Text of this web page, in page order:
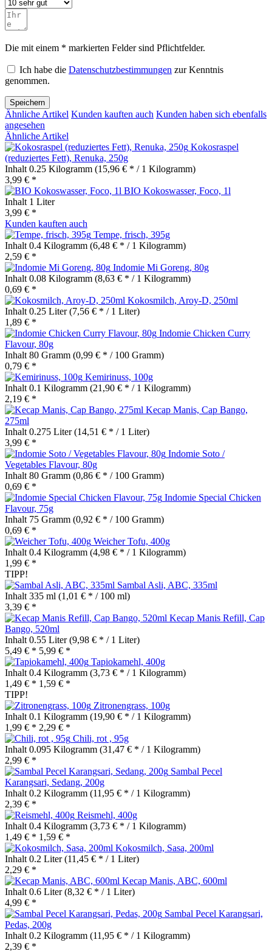
Die mit einem * markierten Felder sind Pflichtfelder.
Ich habe die Datenschutzbestimmungen zur Kenntnis
genommen.
Speichern
Ähnliche Artikel Kunden kauften auch Kunden haben sich ebenfalls
angesehen
Ähnliche Artikel
Kokosraspel
(reduziertes Fett), Renuka, 250g
Inhalt 0.25 Kilogramm (15,96 € * / 1 Kilogramm)
3,99 € *
BIO Kokoswasser, Foco, 1l
Inhalt 1 Liter
3,99 € *
Kunden kauften auch
Tempe, frisch, 395g
Inhalt 0.4 Kilogramm (6,48 € * / 1 Kilogramm)
2,59 € *
Indomie Mi Goreng, 80g
Inhalt 0.08 Kilogramm (8,63 € * / 1 Kilogramm)
0,69 € *
Kokosmilch, Aroy-D, 250ml
Inhalt 0.25 Liter(7,56 € * / 1 Liter)
1,89 € *
Indomie Chicken Curry
Flavour, 80g
Inhalt 80 Gramm (0,99 € * / 100 Gramm)
0,79 € *
Kemirinuss, 100g
Inhalt 0.1 Kilogramm (21,90 € * / 1 Kilogramm)
2,19 € *
Kecap Manis, Cap Bango,
275ml
Inhalt 0.275 Liter(14,51 € * / 1 Liter)
3,99 € *
Indomie Soto /
Vegetables Flavour, 80g
Inhalt 80 Gramm (0,86 € * / 100 Gramm)
0,69 € *
Indomie Special Chicken
Flavour, 75g
Inhalt 75 Gramm (0,92 € * / 100 Gramm)
0,69 € *
Weicher Tofu, 400g
Inhalt 0.4 Kilogramm (4,98 € * / 1 Kilogramm)
1,99 € *
TIPP!
Sambal Asli, ABC, 335ml
Inhalt 335 ml (1,01 € * / 100 ml)
3,39 € *
Kecap Manis Refill, Cap
Bango, 520ml
Inhalt 0.55 Liter(9,98 € * / 1 Liter)
5,49 € * 5,99 € *
Tapiokamehl, 400g
Inhalt 0.4 Kilogramm (3,73 € * / 1 Kilogramm)
1,49 € * 1,59 € *
TIPP!
Zitronengrass, 100g
Inhalt 0.1 Kilogramm (19,90 € * / 1 Kilogramm)
1,99 € * 2,29 € *
Chili, rot , 95g
Inhalt 0.095 Kilogramm (31,47 € * / 1 Kilogramm)
2,99 € *
Sambal Pecel
Karangsari, Sedang, 200g
Inhalt 0.2 Kilogramm (11,95 € * / 1 Kilogramm)
2,39 € *
Reismehl, 400g
Inhalt 0.4 Kilogramm (3,73 € * / 1 Kilogramm)
1,49 € * 1,59 € *
Kokosmilch, Sasa, 200ml
Inhalt 0.2 Liter(11,45 € * / 1 Liter)
2,29 € *
Kecap Manis, ABC, 600ml
Inhalt 0.6 Liter(8,32 € * / 1 Liter)
4,99 € *
Sambal Pecel Karangsari,
Pedas, 200g
Inhalt 0.2 Kilogramm (11,95 € * / 1 Kilogramm)
2,39 € *